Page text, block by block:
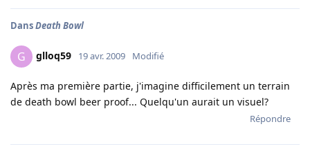
DansDeath Bowl
G glloq59 19 avr. 2009 Modifié
Après ma première partie, j'imagine difficilement un terrain
de death bowl beer proof... Quelqu'un aurait un visuel?
Répondre